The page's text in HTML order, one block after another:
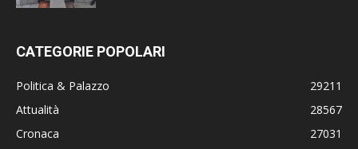
CATEGORIE POPOLARI
Politica & Palazzo
29211
Attualità
28567
Cronaca
27031